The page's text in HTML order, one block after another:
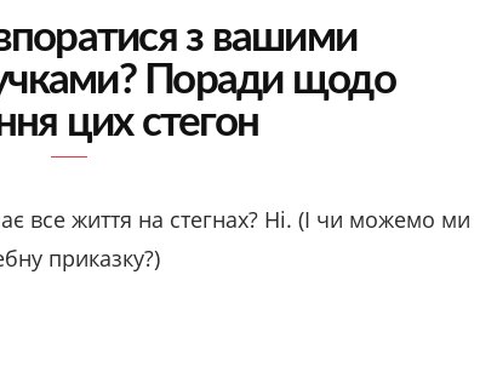
з вашими
Поради щодо
цих стегон
все життя на стегнах? Ні. (І чи можемо ми
приказку?)